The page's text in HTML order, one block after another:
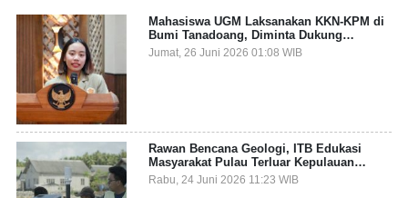
Mahasiswa UGM Laksanakan KKN-KPM di
Bumi Tanadoang, Diminta Dukung
Gemerlap dan Beri Solusi pada Persoalan
Sampah Pesisir
Jumat, 26 Juni 2026 01:08 WIB
Rawan Bencana Geologi, ITB Edukasi
Masyarakat Pulau Terluar Kepulauan
Selayar Terkait Mitigasi Berbasis Kawasan
Pesisir
Rabu, 24 Juni 2026 11:23 WIB